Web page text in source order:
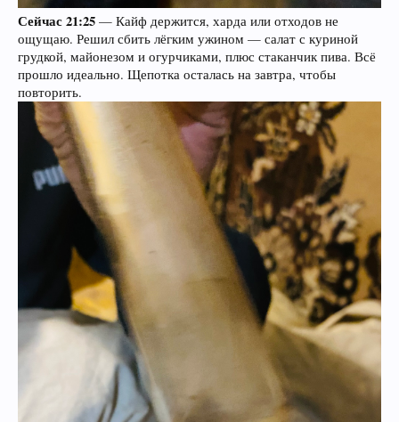
Сейчас 21:25 — Кайф держится, харда или отходов не
ощущаю. Решил сбить лёгким ужином — салат с куриной
грудкой, майонезом и огурчиками, плюс стаканчик пива. Всё
прошло идеально. Щепотка осталась на завтра, чтобы
повторить.